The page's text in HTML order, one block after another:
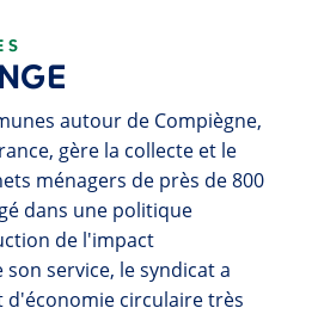
autour de Compiègne,
gère la collecte et le
ménagers de près de 800
dans une politique
de l'impact
service, le syndicat a
d'économie circulaire très